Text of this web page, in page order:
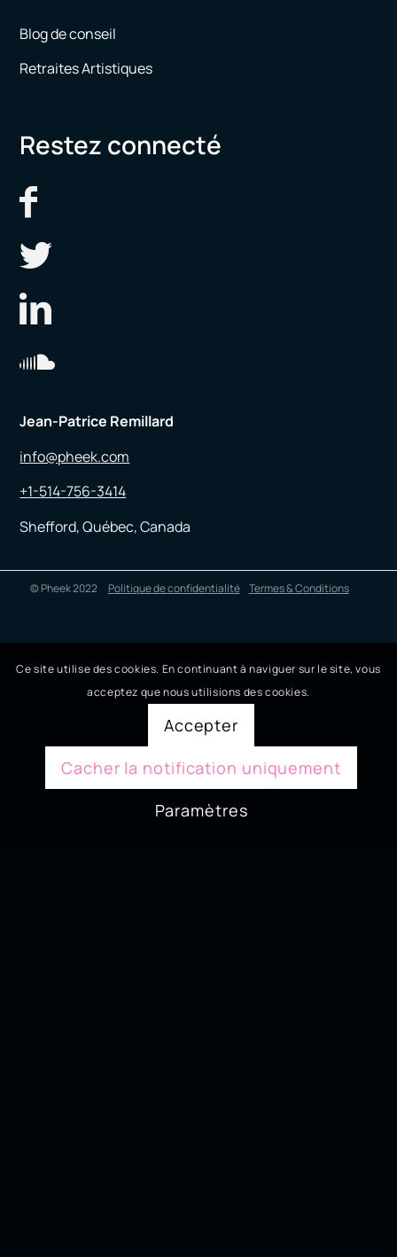
Blog de conseil
Retraites Artistiques
Restez connecté
Jean-Patrice Remillard
info@pheek.com
+1-514-756-3414
Shefford, Québec, Canada
© Pheek 2022 Politique de confidentialité Termes & Conditions
Ce site utilise des cookies. En continuant à naviguer sur le site, vous
acceptez que nous utilisions des cookies.
Accepter
Cacher la notification uniquement
Paramètres